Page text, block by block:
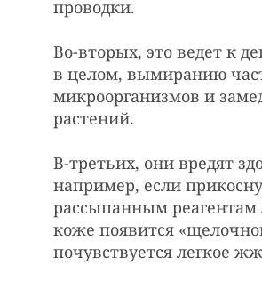
проводки.
Во-вторых, это ведет к
в целом, вымиранию
микроорганизмов и
растений.
В-третьих, они вредят
например, если
рассыпанным реагентам
коже появится
почувствуется легкое